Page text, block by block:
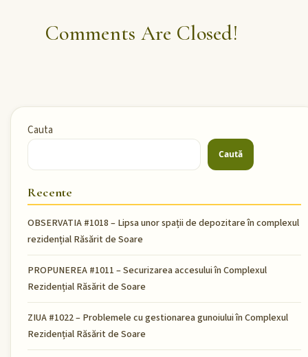
Comments Are Closed!
Cauta
Caută
Recente
OBSERVATIA #1018 – Lipsa unor spații de depozitare în complexul
rezidențial Răsărit de Soare
PROPUNEREA #1011 – Securizarea accesului în Complexul
Rezidențial Răsărit de Soare
ZIUA #1022 – Problemele cu gestionarea gunoiului în Complexul
Rezidențial Răsărit de Soare